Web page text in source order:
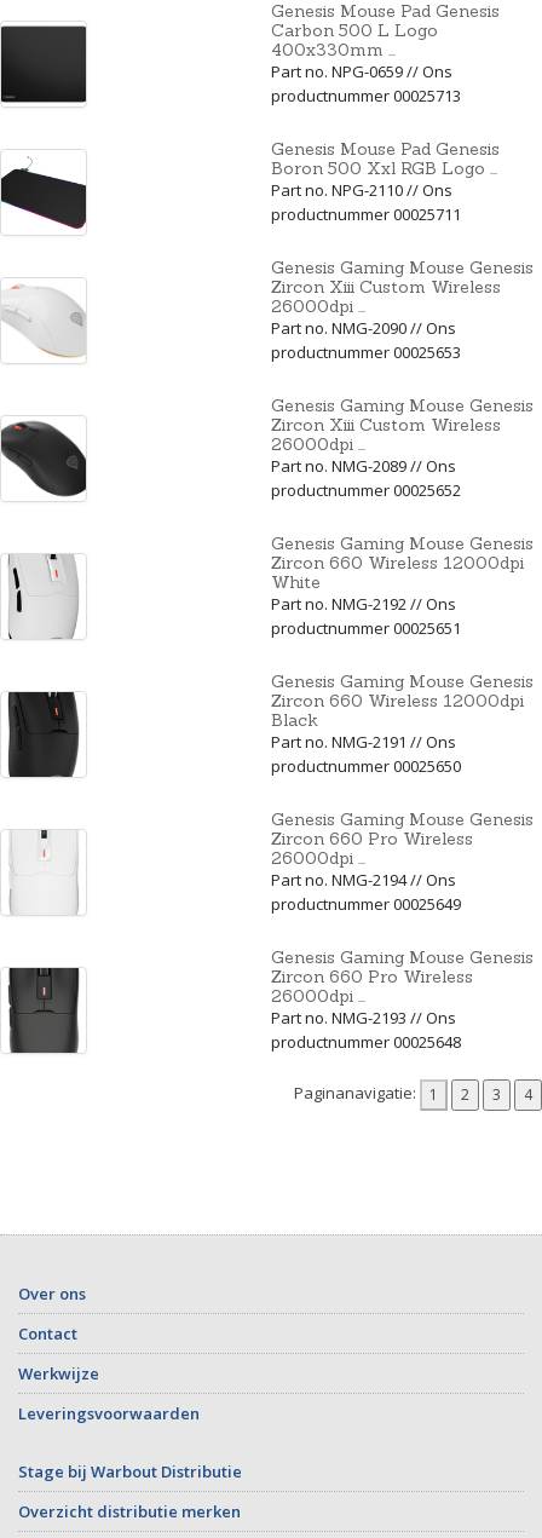
Genesis Mouse Pad Genesis
Carbon 500 L Logo
400x330mm ...
Part no. NPG-0659 // Ons
productnummer 00025713
Genesis Mouse Pad Genesis
Boron 500 Xxl RGB Logo ...
Part no. NPG-2110 // Ons
productnummer 00025711
Genesis Gaming Mouse Genesis
Zircon Xiii Custom Wireless
26000dpi ...
Part no. NMG-2090 // Ons
productnummer 00025653
Genesis Gaming Mouse Genesis
Zircon Xiii Custom Wireless
26000dpi ...
Part no. NMG-2089 // Ons
productnummer 00025652
Genesis Gaming Mouse Genesis
Zircon 660 Wireless 12000dpi
White
Part no. NMG-2192 // Ons
productnummer 00025651
Genesis Gaming Mouse Genesis
Zircon 660 Wireless 12000dpi
Black
Part no. NMG-2191 // Ons
productnummer 00025650
Genesis Gaming Mouse Genesis
Zircon 660 Pro Wireless
26000dpi ...
Part no. NMG-2194 // Ons
productnummer 00025649
Genesis Gaming Mouse Genesis
Zircon 660 Pro Wireless
26000dpi ...
Part no. NMG-2193 // Ons
productnummer 00025648
Paginanavigatie:
Over ons
Contact
Werkwijze
Leveringsvoorwaarden
Stage bij Warbout Distributie
Overzicht distributie merken